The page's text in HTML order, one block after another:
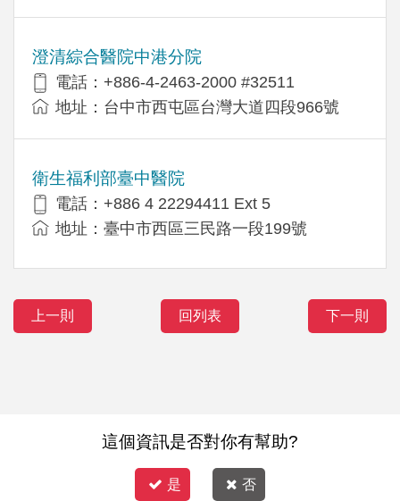
澄清綜合醫院中港分院
電話：+886-4-2463-2000 #32511
地址：台中市西屯區台灣大道四段966號
衛生福利部臺中醫院
電話：+886 4 22294411 Ext 5
地址：臺中市西區三民路一段199號
上一則 回列表 下一則
這個資訊是否對你有幫助?
是 否